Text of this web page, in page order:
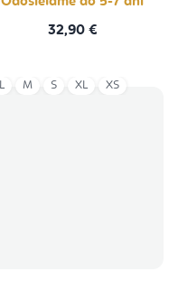
32,90 €
L M S XL XS